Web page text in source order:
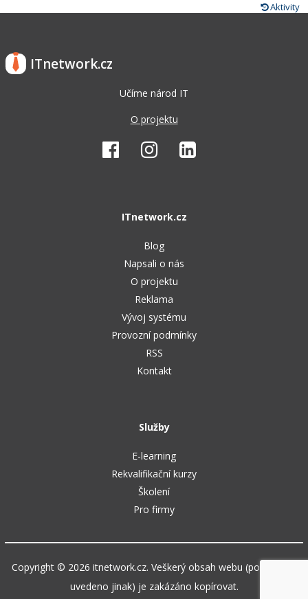
Aktivity
ITnetwork.cz
Učíme národ IT
O projektu
ITnetwork.cz
Blog
Napsali o nás
O projektu
Reklama
Vývoj systému
Provozní podmínky
RSS
Kontakt
Služby
E-learning
Rekvalifikační kurzy
Školení
Pro firmy
Copyright © 2026 itnetwork.cz. Veškerý obsah webu (pokud není
uvedeno jinak) je zakázáno kopírovat.